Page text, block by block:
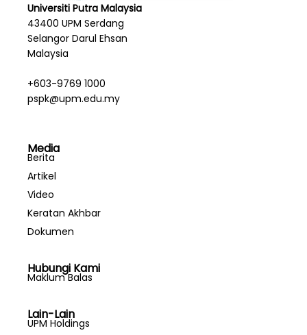
Universiti Putra Malaysia
43400 UPM Serdang
Selangor Darul Ehsan
Malaysia
+603-9769 1000
pspk@upm.edu.my
Media
Berita
Artikel
Video
Keratan Akhbar
Dokumen
Hubungi Kami
Maklum Balas
Lain-Lain
UPM Holdings